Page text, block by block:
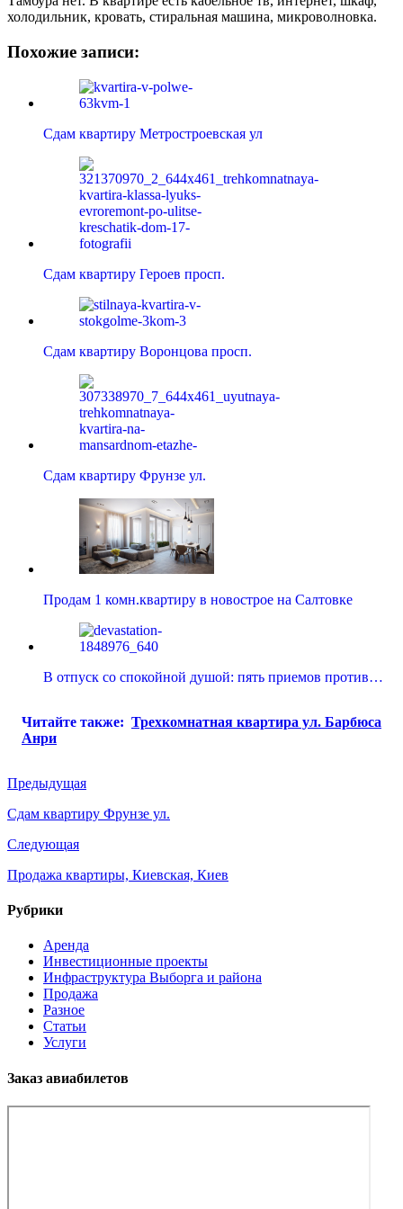
холодильник, кровать, стиральная машина, микроволновка.
Похожие записи:
Сдам квартиру Метростроевская ул
Сдам квартиру Героев просп.
Сдам квартиру Воронцова просп.
Сдам квартиру Фрунзе ул.
Продам 1 комн.квартиру в новострое на Салтовке
В отпуск со спокойной душой: пять приемов против…
Читайте также: Трехкомнатная квартира ул. Барбюса
Анри
Предыдущая
Сдам квартиру Фрунзе ул.
Следующая
Продажа квартиры, Киевская, Киев
Рубрики
Аренда
Инвестиционные проекты
Инфраструктура Выборга и района
Продажа
Разное
Статьи
Услуги
Заказ авиабилетов